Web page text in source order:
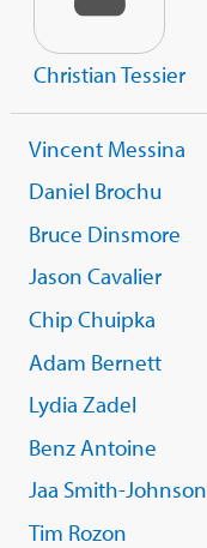
Christian Tessier
Vincent Messina
Daniel Brochu
Bruce Dinsmore
Jason Cavalier
Chip Chuipka
Adam Bernett
Lydia Zadel
Benz Antoine
Jaa Smith-Johnson
Tim Rozon